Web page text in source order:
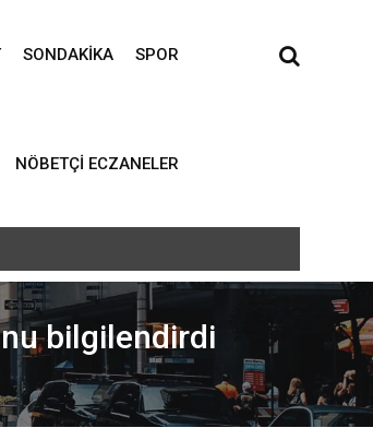
SONDAKIKA SPOR
NÖBETÇI ECZANELER
bilgilendirdi